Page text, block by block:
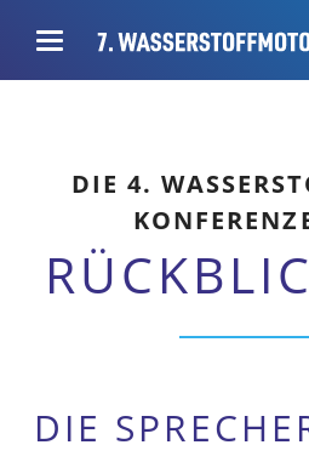
DIE 4.
DIE